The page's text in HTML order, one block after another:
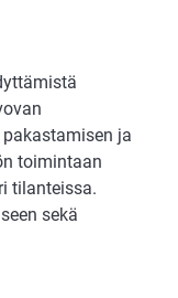
ja
toimintaan
tilanteissa.
sekä